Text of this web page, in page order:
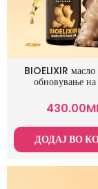
BIOELIXIR масло
обновување на
430.00
ДОДАЈ ВО